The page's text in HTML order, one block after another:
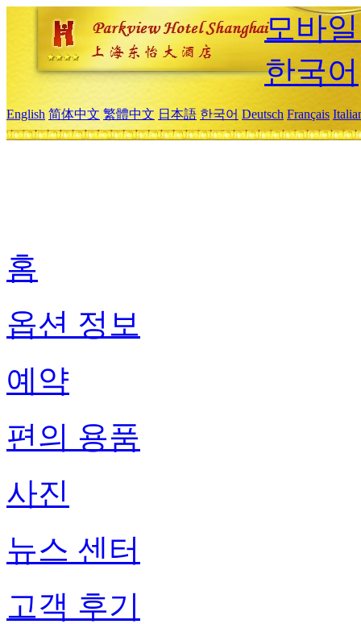
모바
한국어
English 简体中文 繁體中文 日本語 한국어 Deutsch Français
홈
옵션 정보
예약
편의 용품
사진
뉴스 센터
고객 후기